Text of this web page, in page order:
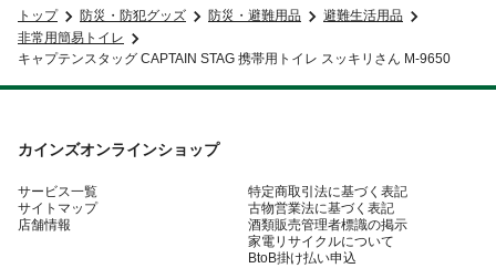
トップ 防災・防犯グッズ 防災・避難用品
避難生活用品
非常用簡易トイレ
キャプテンスタッグ CAPTAIN STAG 携帯用トイレ スッキリさん M-9650
カインズオンラインショップ
サービス一覧
サイトマップ
店舗情報
特定商取引法に基づく表記
古物営業法に基づく表記
酒類販売管理者標識の掲示
家電リサイクルについて
BtoB掛け払い申込